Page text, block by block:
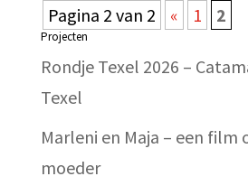
Pagina 2 van 2 « 1 2
Projecten
Rondje Texel 2026 –
Texel
Marleni en Maja – een film
moeder